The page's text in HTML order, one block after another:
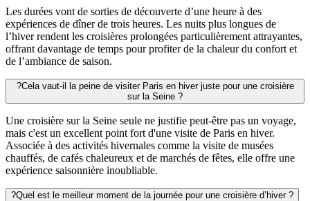
Les durées vont de sorties de découverte d’une heure à des
expériences de dîner de trois heures. Les nuits plus longues de
l’hiver rendent les croisières prolongées particulièrement attrayantes,
offrant davantage de temps pour profiter de la chaleur du confort et
de l’ambiance de saison.
?Cela vaut-il la peine de visiter Paris en hiver juste pour une croisière
sur la Seine ?
Une croisière sur la Seine seule ne justifie peut-être pas un voyage,
mais c'est un excellent point fort d'une visite de Paris en hiver.
Associée à des activités hivernales comme la visite de musées
chauffés, de cafés chaleureux et de marchés de fêtes, elle offre une
expérience saisonnière inoubliable.
?Quel est le meilleur moment de la journée pour une croisière d’hiver ?